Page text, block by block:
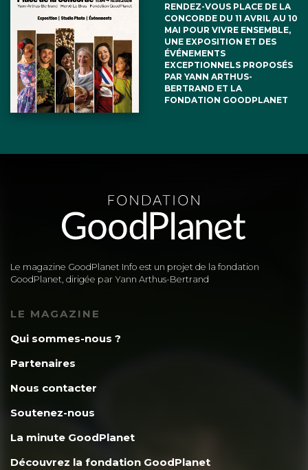
RENDEZ-VOUS PLACE DE LA
CONCORDE DU 11 AVRIL AU 10
MAI POUR VIVRE ENSEMBLE,
UNE EXPOSITION ET DES
ÉVÉNEMENTS
EXCEPTIONNELS PROPOSÉS
PAR YANN ARTHUS-
BERTRAND ET LA
FONDATION GOODPLANET
Le magazine GoodPlanet Info est un projet de la fondation
GoodPlanet, dirigée par Yann Arthus-Bertrand
LE MAGAZINE
Qui sommes-nous ?
Partenaires
Nous contacter
Soutenez-nous
La minute GoodPlanet
Découvrez la fondation GoodPlanet